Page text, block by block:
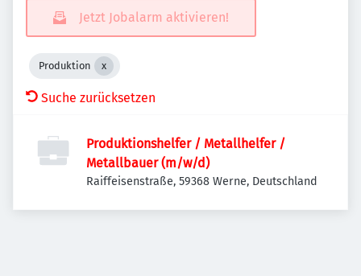
Jetzt Jobalarm aktivieren!
Produktion
Suche zurücksetzen
Produktionshelfer / Metallhelfer /
Metallbauer (m/w/d)
Raiffeisenstraße, 59368 Werne, Deutschland